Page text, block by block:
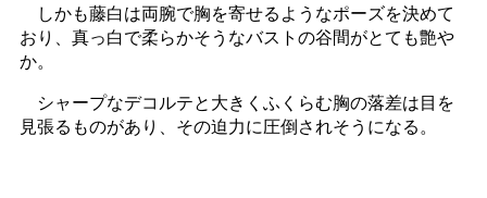
しかも藤白は両腕で胸を寄せるようなポーズを決めて
おり、真っ白で柔らかそうなバストの谷間がとても艶や
か。
シャープなデコルテと大きくふくらむ胸の落差は目を
見張るものがあり、その迫力に圧倒されそうになる。